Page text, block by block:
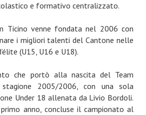
e formativo centralizzato.
Ticino venne fondata nel 2006 con
i migliori talenti del Cantone nelle
(U15, U16 e U18).
che portò alla nascita del Team
2005/2006, con una sola
Under 18 allenata da Livio Bordoli.
anno, concluse il campionato al